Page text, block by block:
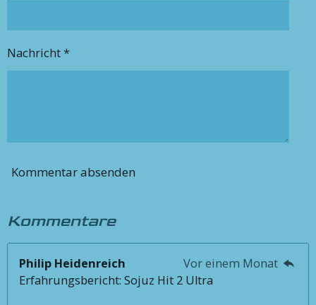
Nachricht *
Kommentar absenden
Kommentare
Philip Heidenreich
Vor einem Monat
Erfahrungsbericht: Sojuz Hit 2 Ultra